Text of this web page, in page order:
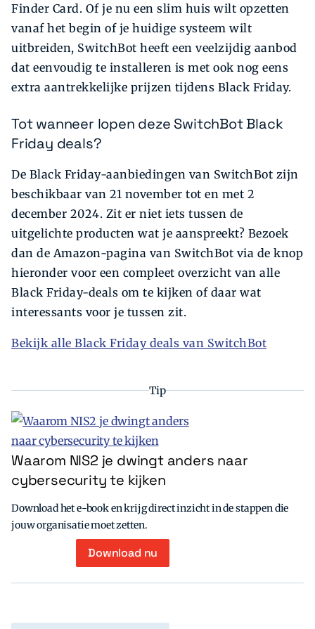
Finder Card. Of je nu een slim huis wilt opzetten
vanaf het begin of je huidige systeem wilt
uitbreiden, SwitchBot heeft een veelzijdig aanbod
dat eenvoudig te installeren is met ook nog eens
extra aantrekkelijke prijzen tijdens Black Friday.
Tot wanneer lopen deze SwitchBot Black
Friday deals?
De Black Friday-aanbiedingen van SwitchBot zijn
beschikbaar van 21 november tot en met 2
december 2024. Zit er niet iets tussen de
uitgelichte producten wat je aanspreekt? Bezoek
dan de Amazon-pagina van SwitchBot via de knop
hieronder voor een compleet overzicht van alle
Black Friday-deals om te kijken of daar wat
interessants voor je tussen zit.
Bekijk alle Black Friday deals van SwitchBot
Tip
Waarom NIS2 je dwingt anders naar
cybersecurity te kijken
Download het e-book en krijg direct inzicht in de stappen die
jouw organisatie moet zetten.
Download nu